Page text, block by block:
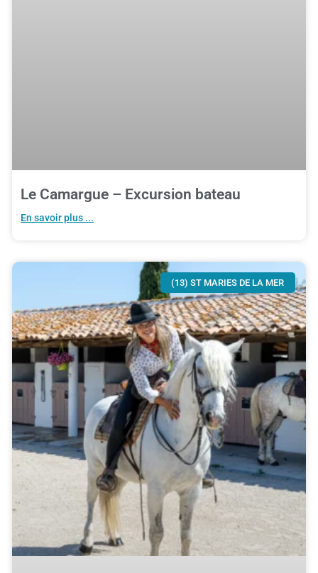
Le Camargue – Excursion bateau
En savoir plus ...
(13) ST MARIES DE LA MER